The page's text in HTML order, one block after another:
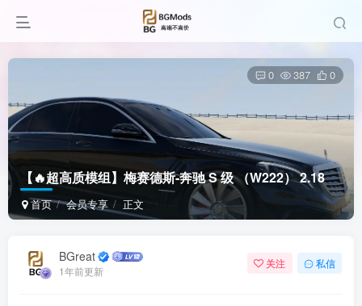
【🔥超高质模组】梅赛德斯-奔驰 S 级 （W222） 2.18
首页 会员专享 正文
0 387 0
BGreat
1年前更新
关注 私信